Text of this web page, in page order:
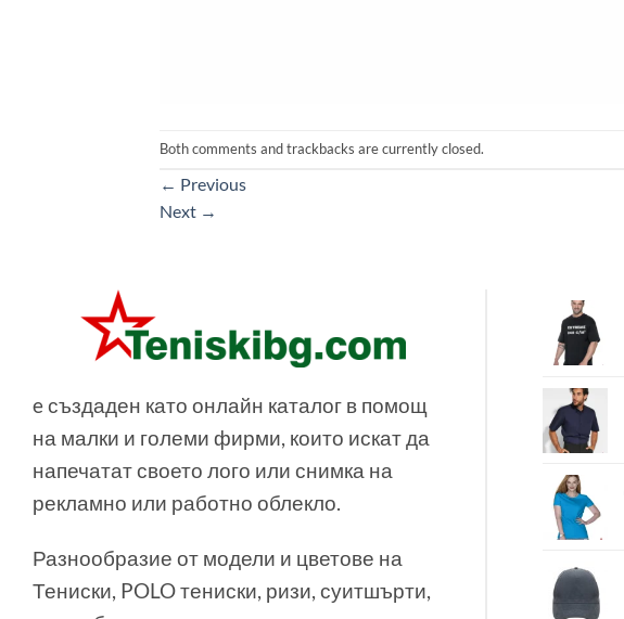
Both comments and trackbacks are currently closed.
← Previous
Next →
e създаден като онлайн каталог в помощ
на малки и големи фирми, които искат да
напечатат своето лого или снимка на
рекламно или работно облекло.
Разнообразие от модели и цветове на
Тениски, POLO тениски, ризи, суитшърти,